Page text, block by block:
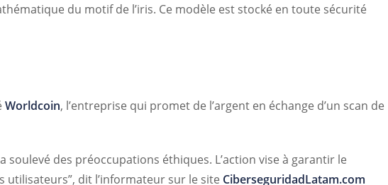
du motif de l’iris. Ce modèle est stocké en toute sécurité
Worldcoin, l’entreprise qui promet de l’argent en échange d’un scan de
soulevé des préoccupations éthiques. L’action vise à garantir le
utilisateurs”, dit l’informateur sur le site CiberseguridadLatam.com